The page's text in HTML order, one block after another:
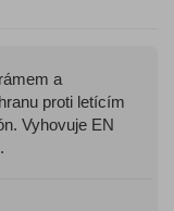
a
proti letícím
Vyhovuje EN